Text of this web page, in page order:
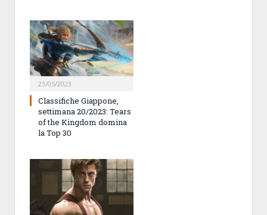
23/05/2023
Classifiche Giappone,
settimana 20/2023: Tears
of the Kingdom domina
la Top 30